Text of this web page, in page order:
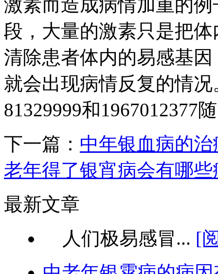
激素而造成病情加重的
段，大量的激素只是把
清除患者体内的易感基
就会出现病情反复的情
81329999和1967012377
下一篇： 中年银血病的
老年得了银宵病会有哪些
最新文章
人们极易感冒... [